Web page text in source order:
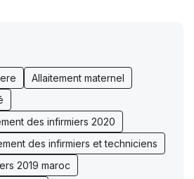
Allaitement maternel
des infirmiers 2020
des infirmiers et techniciens
2019 maroc